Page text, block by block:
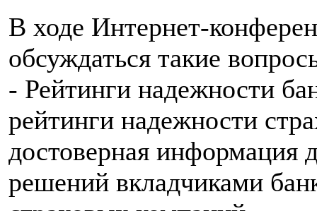
В ходе Интернет-
обсуждаться такие
- Рейтинги надежности
рейтинги надежности
достоверная информация
решений вкладчиками